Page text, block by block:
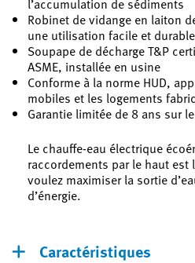
Robinet de vidange en laiton
une utilisation facile et durable
Soupape de décharge T&P
ASME, installée en usine
Conforme à la norme HUD,
mobiles et les logements
Garantie limitée de 8 ans sur
Le chauffe-eau électrique
raccordements par le haut
voulez maximiser la sortie
d’énergie.
Caractéristiques